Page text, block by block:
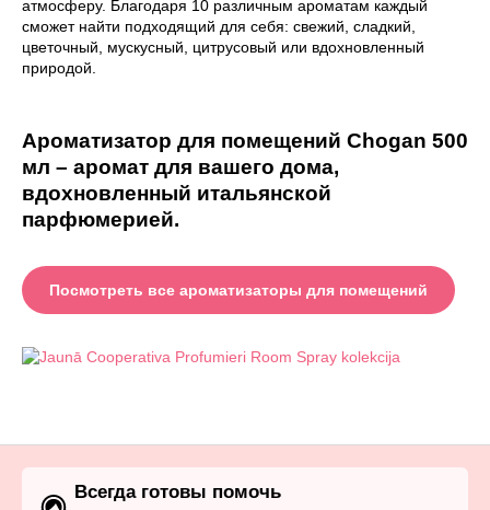
атмосферу. Благодаря 10 различным ароматам каждый
сможет найти подходящий для себя: свежий, сладкий,
цветочный, мускусный, цитрусовый или вдохновленный
природой.
Ароматизатор для помещений Chogan 500
мл – аромат для вашего дома,
вдохновленный итальянской
парфюмерией.
Посмотреть все ароматизаторы для помещений
Всегда готовы помочь